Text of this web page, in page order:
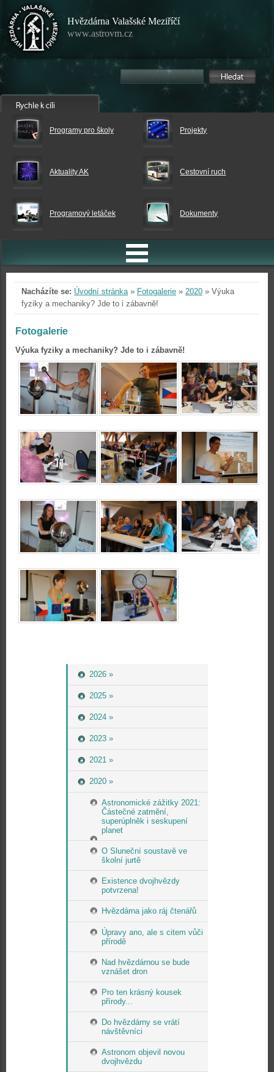
Hvězdárna Valašské Meziříčí
www.astrovm.cz
Programy pro školy Projekty
Aktuality AK Cestovní ruch
Programový letáček Dokumenty
2026 »
2025 »
2024 »
2023 »
2021 »
2020 »
Astronomické zážitky 2021:
Částečné zatmění,
superúplněk i seskupení
planet
O Sluneční soustavě ve
školní jurtě
Existence dvojhvězdy
potvrzena!
Hvězdárna jako ráj čtenářů
Úpravy ano, ale s citem vůči
přírodě
Nad hvězdárnou se bude
vznášet dron
Pro ten krásný kousek
přírody...
Do hvězdárny se vrátí
návštěvníci
Astronom objevil novou
dvojhvězdu
Nacházíte se: Úvodní stránka» Fotogalerie » 2020 » Výuka
fyziky a mechaniky? Jde to i zábavně!
Fotogalerie
Výuka fyziky a mechaniky? Jde to i zábavně!